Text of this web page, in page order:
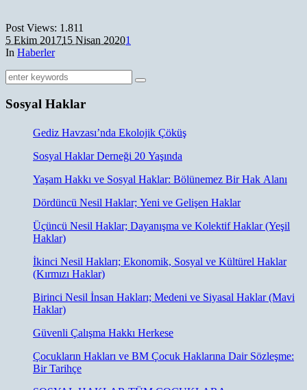
Post Views: 1.811
5 Ekim 201715 Nisan 20201
In Haberler
Sosyal Haklar
Gediz Havzası’nda Ekolojik Çöküş
Sosyal Haklar Derneği 20 Yaşında
Yaşam Hakkı ve Sosyal Haklar: Bölünemez Bir Hak Alanı
Dördüncü Nesil Haklar; Yeni ve Gelişen Haklar
Üçüncü Nesil Haklar; Dayanışma ve Kolektif Haklar (Yeşil
Haklar)
İkinci Nesil Hakları; Ekonomik, Sosyal ve Kültürel Haklar
(Kırmızı Haklar)
Birinci Nesil İnsan Hakları; Medeni ve Siyasal Haklar (Mavi
Haklar)
Güvenli Çalışma Hakkı Herkese
Çocukların Hakları ve BM Çocuk Haklarına Dair Sözleşme:
Bir Tarihçe